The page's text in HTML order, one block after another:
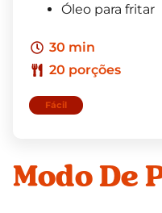
Óleo para fritar
30 min
20 porções
Fácil
Modo De